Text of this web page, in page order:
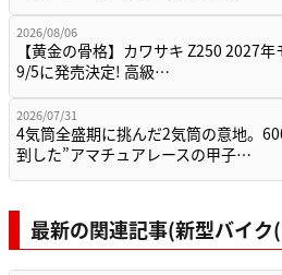
2026/08/06
【黄金の骨格】カワサキ Z250 2027
9/5に発売決定! 高級…
2026/07/31
4気筒全盛期に挑んだ2気筒の意地。
到した”アマチュアレースの甲子…
最新の関連記事(新型バイ